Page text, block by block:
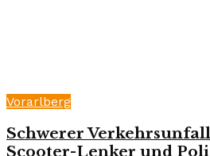
Vorarlberg
Schwerer
Scooter-Lenker und